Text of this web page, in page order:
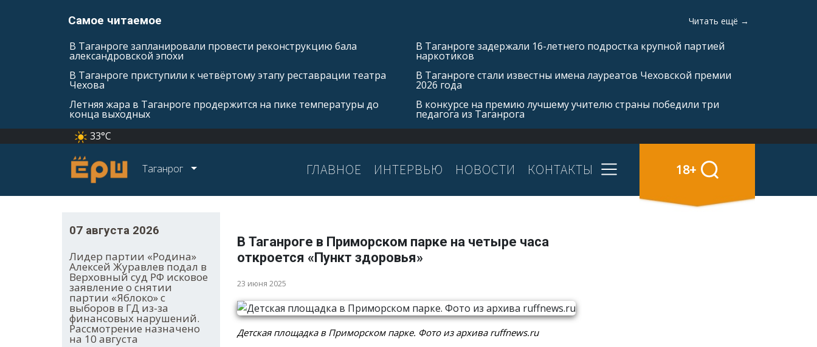
Самое читаемое Читать ещё →
В Таганроге запланировали провести реконструкцию бала
александровской эпохи
В Таганроге приступили к четвёртому этапу реставрации театра
Чехова
Летняя жара в Таганроге продержится на пике температуры до
конца выходных
В Таганроге задержали 16-летнего подростка крупной партией
наркотиков
В Таганроге стали известны имена лауреатов Чеховской премии
2026 года
В конкурсе на премию лучшему учителю страны победили три
педагога из Таганрога
33°C
Таганрог ГЛАВНОЕ ИНТЕРВЬЮ НОВОСТИ КОНТАКТЫ 18+
07 августа 2026
Лидер партии «Родина»
Алексей Журавлев подал в
Верховный суд РФ исковое
заявление о снятии
партии «Яблоко» с
выборов в ГД из-за
финансовых нарушений.
Рассмотрение назначено
на 10 августа
В Таганроге в Приморском парке на четыре часа
откроется «Пункт здоровья»
23 июня 2025
Детская площадка в Приморском парке. Фото из архива ruffnews.ru